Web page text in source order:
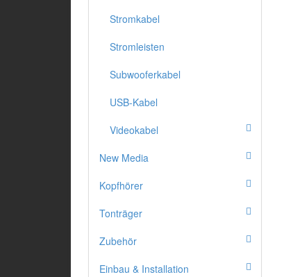
Stromkabel
Stromleisten
Subwooferkabel
USB-Kabel
Videokabel
New Media
Kopfhörer
Tonträger
Zubehör
Einbau & Installation